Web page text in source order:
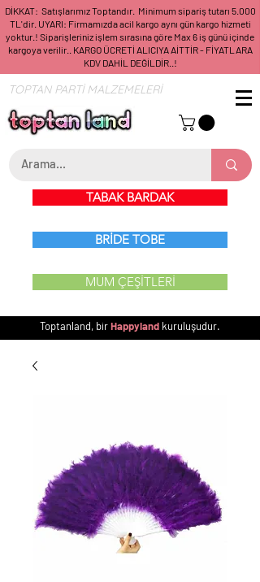
DİKKAT: Satışlarımız Toptandır. Minimum sipariş tutarı 5.000
TL'dir. UYARI: Firmamızda acil kargo aynı gün kargo hizmeti
yoktur.! Siparişleriniz işlem sırasına göre Max 6 iş günü içinde
kargoya verilir.. KARGO ÜCRETİ ALICIYA AİTTİR - FİYATLARA
KDV DAHİL DEĞİLDİR..!
TOPTAN PARTİ MALZEMELERİ
TABAK BARDAK
BRİDE TOBE
MUM ÇEŞİTLERİ
Toptanland, birHappyland kuruluşudur.